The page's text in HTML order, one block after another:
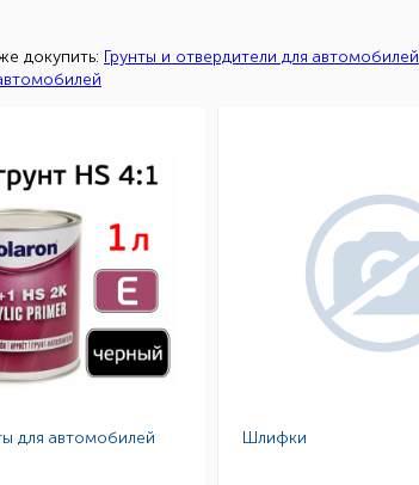
докупить: Грунты и отвердители для автомобилей
для автомобилей Шлифки